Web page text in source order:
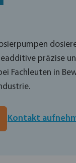
präzise
Fachleuten in
Kontakt